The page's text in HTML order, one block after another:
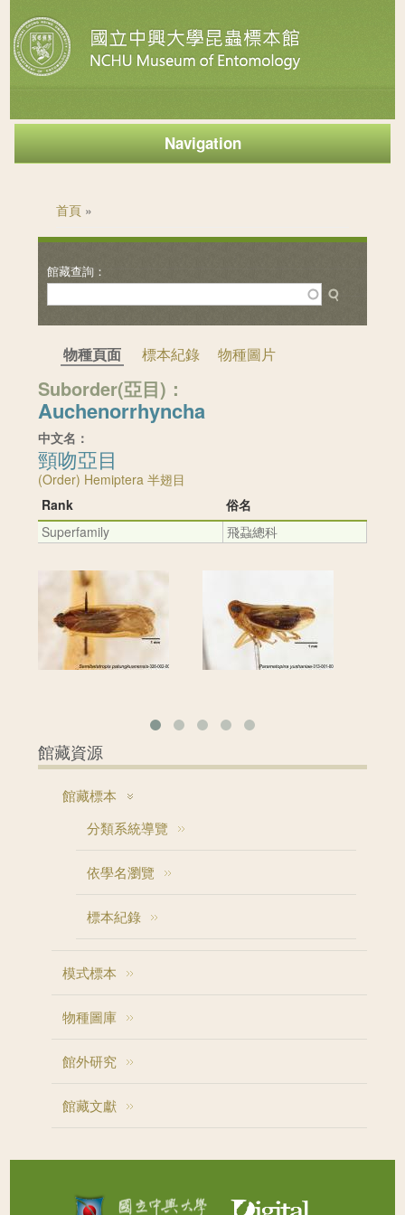
Navigation
首頁 »
物種頁面 標本紀錄 物種圖片
Suborder(亞目)：
Auchenorrhyncha
中文名：
頸吻亞目
(Order) Hemiptera 半翅目
Rank
俗名
Superfamily
飛蝨總科
館藏資源
館藏標本
分類系統導覽
依學名瀏覽
標本紀錄
模式標本
物種圖庫
館外研究
館藏文獻